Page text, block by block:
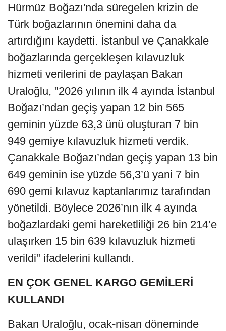
Hürmüz Boğazı'nda süregelen krizin de
Türk boğazlarının önemini daha da
artırdığını kaydetti. İstanbul ve Çanakkale
boğazlarında gerçekleşen kılavuzluk
hizmeti verilerini de paylaşan Bakan
Uraloğlu, "2026 yılının ilk 4 ayında İstanbul
Boğazı’ndan geçiş yapan 12 bin 565
geminin yüzde 63,3 ünü oluşturan 7 bin
949 gemiye kılavuzluk hizmeti verdik.
Çanakkale Boğazı’ndan geçiş yapan 13 bin
649 geminin ise yüzde 56,3’ü yani 7 bin
690 gemi kılavuz kaptanlarımız tarafından
yönetildi. Böylece 2026’nın ilk 4 ayında
boğazlardaki gemi hareketliliği 26 bin 214’e
ulaşırken 15 bin 639 kılavuzluk hizmeti
verildi" ifadelerini kullandı.
EN ÇOK GENEL KARGO GEMİLERİ
KULLANDI
Bakan Uraloğlu, ocak-nisan döneminde